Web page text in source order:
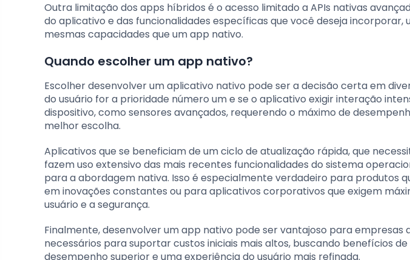
Outra limitação dos apps híbridos é o acesso limitado a APIs nativas
do aplicativo e das funcionalidades específicas que você deseja
mesmas capacidades que um app nativo.
Quando escolher um app nativo?
Escolher desenvolver um aplicativo nativo pode ser a decisão certa em
do usuário for a prioridade número um e se o aplicativo exigir interação
dispositivo, como sensores avançados, requerendo o máximo de
melhor escolha.
Aplicativos que se beneficiam de um ciclo de atualização rápida, que
fazem uso extensivo das mais recentes funcionalidades do sistema
para a abordagem nativa. Isso é especialmente verdadeiro para produtos
em inovações constantes ou para aplicativos corporativos que exigem
usuário e a segurança.
Finalmente, desenvolver um app nativo pode ser vantajoso para empresas
necessários para suportar custos iniciais mais altos, buscando benefícios
desempenho superior e uma experiência do usuário mais refinada.